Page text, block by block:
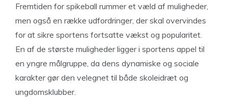
Fremtiden for spikeball rummer et væld af muligheder,
men også en række udfordringer, der skal overvindes
for at sikre sportens fortsatte vækst og popularitet.
En af de største muligheder ligger i sportens appel til
en yngre målgruppe, da dens dynamiske og sociale
karakter gør den velegnet til både skoleidræt og
ungdomsklubber.